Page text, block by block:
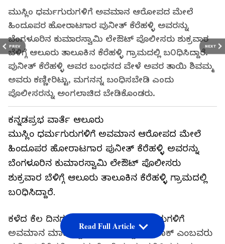
PREV NEXT
ಮುಸ್ಲಿಂ ಧರ್ಮಗುರುಗಳಿಗೆ ಅವಮಾನ ಆರೋಪದ ಮೇಲೆ
ಹಿಂದೂಪರ ಹೋರಾಟಗಾರ ಪುನೀತ್ ಕೆರೆಹಳ್ಳಿ ಅವರನ್ನು
ಬೆಂಗಳೂರಿನ ಕುಮಾರಸ್ವಾಮಿ ಲೇಔಟ್ ಪೊಲೀಸರು ಶುಕ್ರವಾರ
ಬೆಳಿಗ್ಗೆ ಆಲೂರು ತಾಲೂಕಿನ ಕೆರೆಹಳ್ಳಿ ಗ್ರಾಮದಲ್ಲಿ ಬ೦ಧಿಸಿದ್ದಾರೆ.
ಪುನೀತ್ ಕೆರೆಹಳ್ಳಿ ಅವರ ಬಂಧನದ ವೇಳೆ ಅವರ ತಾಯಿ ಶಿವಮ್ಮ
ಅವರು ಕಣ್ಣೀರಿಟ್ಟು, ಮಗನನ್ನ ಬಂಧಿಸಬೇಡಿ ಎಂದು
ಪೊಲೀಸರನ್ನು ಅಂಗಲಾಚಿದ ಬೇಡಿಕೊಂಡರು.
ಕನ್ನಡಪ್ರಭ ವಾರ್ತೆ ಆಲೂರು
ಮುಸ್ಲಿಂ ಧರ್ಮಗುರುಗಳಿಗೆ ಅವಮಾನ ಆರೋಪದ ಮೇಲೆ
ಹಿಂದೂಪರ ಹೋರಾಟಗಾರ ಪುನೀತ್ ಕೆರೆಹಳ್ಳಿ ಅವರನ್ನು
ಬೆಂಗಳೂರಿನ ಕುಮಾರಸ್ವಾಮಿ ಲೇಔಟ್ ಪೊಲೀಸರು
ಶುಕ್ರವಾರ ಬೆಳಿಗ್ಗೆ ಆಲೂರು ತಾಲೂಕಿನ ಕೆರೆಹಳ್ಳಿ ಗ್ರಾಮದಲ್ಲಿ
ಬ೦ಧಿಸಿದ್ದಾರೆ.
ಕಳೆದ ಕೆಲ ದಿನಗಳ ಹಿಂದೆ ಮುಸ್ಲಿಂ ಧರ್ಮಗುರುಗಳಿಗೆ
ಅವಮಾನ ಮಾಡಿದ್ದಾರೆ ಎಂದು ಅಬ್ದುಲ್ ರಜಾಕ್ ಎಂಬವರು
Read Full Article